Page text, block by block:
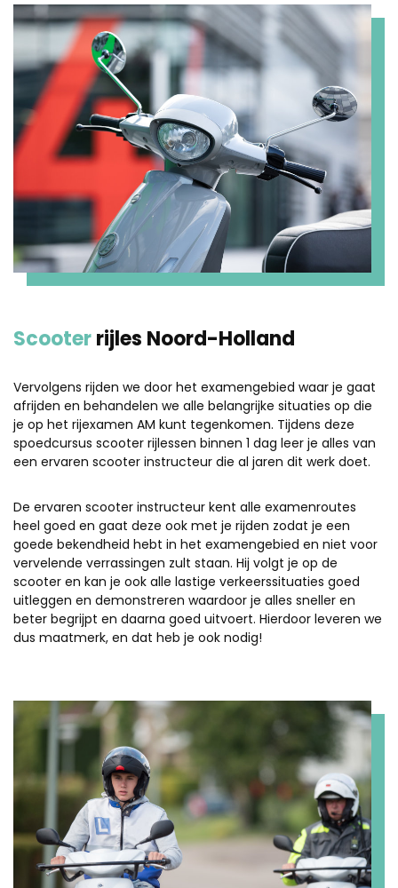
Scooterrijles Noord-Holland
Vervolgens rijden we door het examengebied waar je gaat
afrijden en behandelen we alle belangrijke situaties op die
je op het rijexamen AM kunt tegenkomen. Tijdens deze
spoedcursus scooter rijlessen binnen 1 dag leer je alles van
een ervaren scooter instructeur die al jaren dit werk doet.
De ervaren scooter instructeur kent alle examenroutes
heel goed en gaat deze ook met je rijden zodat je een
goede bekendheid hebt in het examengebied en niet voor
vervelende verrassingen zult staan. Hij volgt je op de
scooter en kan je ook alle lastige verkeerssituaties goed
uitleggen en demonstreren waardoor je alles sneller en
beter begrijpt en daarna goed uitvoert. Hierdoor leveren we
dus maatmerk, en dat heb je ook nodig!